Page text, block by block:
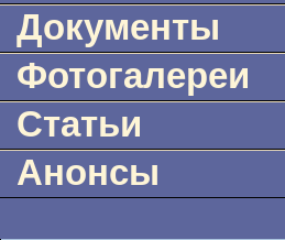
Документы
Фотогалереи
Статьи
Анонсы